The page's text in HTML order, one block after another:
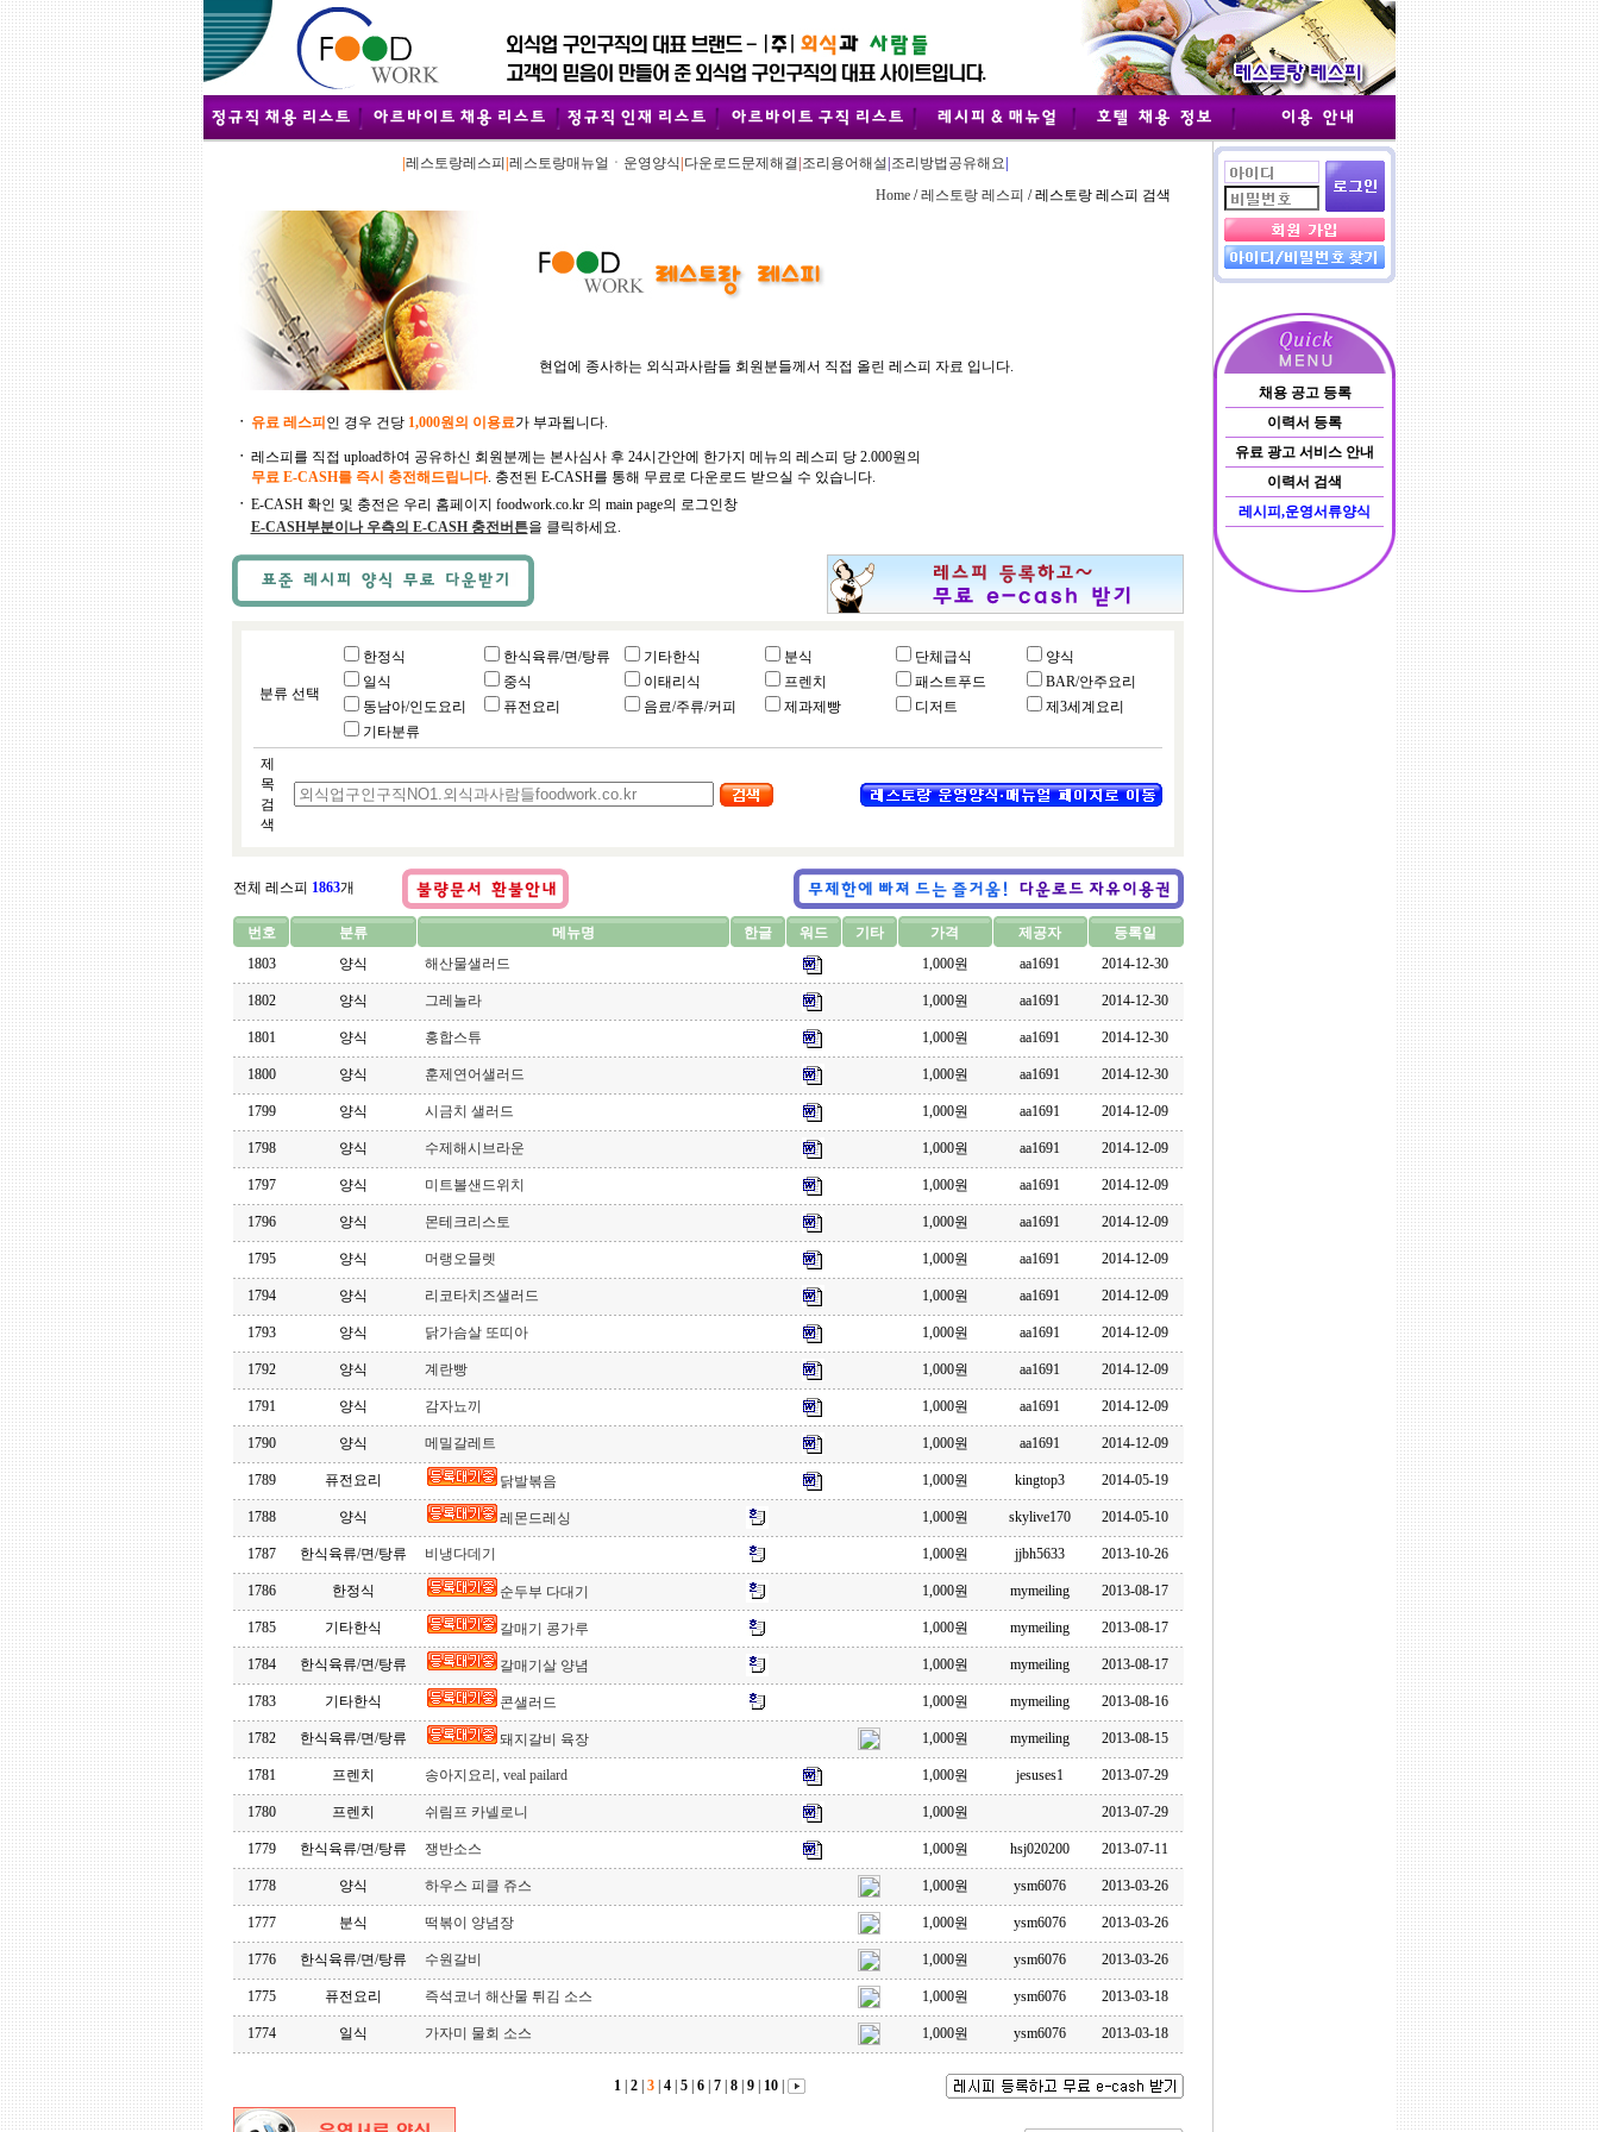
레스토랑레스피 레스토랑매뉴얼ㆍ운영양식 다운로드문제해결 조리용어해설 조리방법공유해요
Home/레스토랑 레스피 / 레스토랑 레스피 검색
현업에 종사하는 외식과사람들 회원분들께서 직접 올린 레스피 자료 입니다.
ㆍ 유료 레스피 인 경우 건당 1,000원의 이용료가 부과됩니다.
ㆍ 레스피를 직접 upload하여 공유하신 회원분께는 본사심사 후 24시간안에 한가지 메뉴의 레스피 당 2.000원의
무료 E-CASH를 즉시 충전해드립니다. 충전된 E-CASH를 통해 무료로 다운로드 받으실 수 있습니다.
ㆍ E-CASH 확인 및 충전은 우리 홈페이지 foodwork.co.kr 의 main page의 로그인창
E-CASH부분이나 우측의 E-CASH 충전버튼을 클릭하세요.
분류 선택
한정식 한식육류/면/탕류 기타한식 분식 단체급식
양식
일식
중식 이태리식 프렌치 패스트푸드
BAR/안주요리
동남아/인도요리
퓨전요리 음료/주류/커피 제과제빵 디저트
제3세계요리
기타분류
제
목
검
색
전체 레스피 1863개
번호 분류 메뉴명 한글 워드 기타 가격 제공자
등록일
1803
양식 해산물샐러드 1,000원 aa1691 2014-12-30
1802 양식 그레놀라 1,000원 aa1691 2014-12-30
1801 양식 홍합스튜 1,000원 aa1691 2014-12-30
1800 양식 훈제연어샐러드 1,000원 aa1691 2014-12-30
1799 양식 시금치 샐러드 1,000원 aa1691 2014-12-09
1798 양식 수제해시브라운 1,000원 aa1691 2014-12-09
1797 양식 미트볼샌드위치 1,000원 aa1691 2014-12-09
1796 양식 몬테크리스토 1,000원 aa1691 2014-12-09
1795 양식 머랭오믈렛 1,000원 aa1691 2014-12-09
1794 양식 리코타치즈샐러드 1,000원 aa1691 2014-12-09
1793 양식 닭가슴살 또띠아 1,000원 aa1691 2014-12-09
1792 양식 계란빵 1,000원 aa1691 2014-12-09
1791 양식 감자뇨끼 1,000원 aa1691 2014-12-09
1790 양식 메밀갈레트 1,000원 aa1691 2014-12-09
1789 퓨전요리 닭발볶음 1,000원 kingtop3 2014-05-19
1788 양식 레몬드레싱 1,000원 skylive170 2014-05-10
1787 한식육류/면/탕류 비냉다데기 1,000원 jjbh5633 2013-10-26
1786 한정식 순두부 다대기 1,000원 mymeiling 2013-08-17
1785 기타한식 갈매기 콩가루 1,000원 mymeiling 2013-08-17
1784 한식육류/면/탕류 갈매기살 양념 1,000원 mymeiling 2013-08-17
1783 기타한식 콘샐러드 1,000원 mymeiling 2013-08-16
1782 한식육류/면/탕류 돼지갈비 육장 1,000원 mymeiling 2013-08-15
1781 프렌치 송아지요리, veal pailard 1,000원 jesuses1 2013-07-29
1780 프렌치 쉬림프 카넬로니 1,000원 2013-07-29
1779 한식육류/면/탕류 쟁반소스 1,000원 hsj020200 2013-07-11
1778 양식 하우스 피클 쥬스 1,000원 ysm6076 2013-03-26
1777 분식 떡볶이 양념장 1,000원 ysm6076 2013-03-26
1776 한식육류/면/탕류 수원갈비 1,000원 ysm6076 2013-03-26
1775 퓨전요리 즉석코너 해산물 튀김 소스 1,000원 ysm6076 2013-03-18
1774 일식 가자미 물회 소스 1,000원 ysm6076 2013-03-18
1| 2| 3| 4| 5| 6| 7| 8| 9| 10|
채용 공고 등록
이력서 등록
유료 광고 서비스 안내
이력서 검색
레시피,운영서류양식